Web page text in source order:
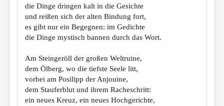
ПУБЛИЦИСТИКА
РЕЦЕНЗИРОВАНИЕ
ЦИКЛЫ ПУБЛИКАЦИЙ
ТРЕДИАКОВСКИЙ
МЕДИА
ВКОНТАКТЕ
die Dinge dringen kalt in die Gesichte
und reißen sich der alten Bindung fort,
es gibt nur ein Begegnen: im Gedichte
die Dinge mystisch bannen durch das Wort.
Am Steingeröll der großen Weltruine,
dem Ölberg, wo die tiefste Seele litt,
vorbei am Posilipp der Anjouine,
dem Stauferblut und ihrem Racheschritt:
ein neues Kreuz, ein neues Hochgerichte,